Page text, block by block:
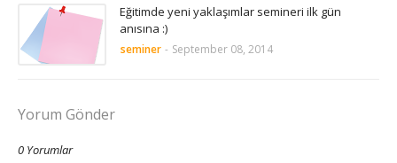
Eğitimde yeni yaklaşımlar semineri ilk gün
anısına :)
seminer - September 08, 2014
Yorum Gönder
0 Yorumlar